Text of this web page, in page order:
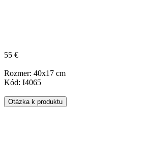
55 €
Rozmer: 40x17 cm
Kód: I4065
Otázka k produktu